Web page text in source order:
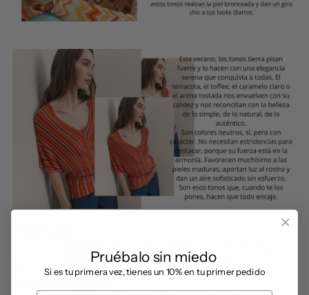
Pruébalo sin miedo
Si es tu primera vez, tienes un 10% en tu primer pedido